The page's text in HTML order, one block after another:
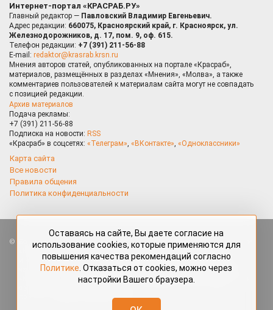
Интернет-портал «КРАСРАБ.РУ»
Главный редактор — Павловский Владимир Евгеньевич.
Адрес редакции: 660075, Красноярский край, г. Красноярск, ул.
Железнодорожников, д. 17, пом. 9, оф. 615.
Телефон редакции: +7 (391) 211-56-88
E-mail: redaktor@krasrab.krsn.ru
Мнения авторов статей, опубликованных на портале «Красраб»,
материалов, размещённых в разделах «Мнения», «Молва», а также
комментариев пользователей к материалам сайта могут не совпадать
с позицией редакции.
Архив материалов
Подача рекламы:
+7 (391) 211-56-88
Подписка на новости: RSS
«Красраб» в соцсетях: «Телеграм», «ВКонтакте», «Одноклассники»
Карта сайта
Все новости
Правила общения
Политика конфиденциальности
Все права защищены. Любые материалы, размещённые на портале
«Красраб.ру» сотрудниками редакции, нештатными авторами
и читателями, являются объектами авторского права. Полное или
частичное использование материалов, размещённых на портале
«Красраб.ру», допускается только с письменного согласия редакции
redaktor@krasrab.krsn.ru.
Оставаясь на сайте, Вы даете согласие на
использование cookies, которые применяются для
повышения качества рекомендаций согласно
Политике . Отказаться от cookies, можно через
настройки Вашего браузера.